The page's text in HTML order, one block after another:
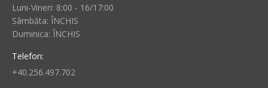
Luni-Vineri: 8:00 - 16/17:00
Sâmbăta: ÎNCHIS
Duminica: ÎNCHIS
Telefon:
+40.256.497.702